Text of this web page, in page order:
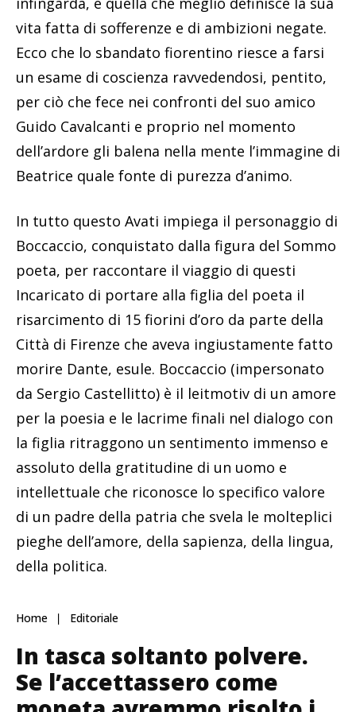
vita fatta di sofferenze e di ambizioni negate.
Ecco che lo sbandato fiorentino riesce a farsi
un esame di coscienza ravvedendosi, pentito,
per ciò che fece nei confronti del suo amico
Guido Cavalcanti e proprio nel momento
dell’ardore gli balena nella mente l’immagine di
Beatrice quale fonte di purezza d’animo.
In tutto questo Avati impiega il personaggio di
Boccaccio, conquistato dalla figura del Sommo
poeta, per raccontare il viaggio di questi
Incaricato di portare alla figlia del poeta il
risarcimento di 15 fiorini d’oro da parte della
Città di Firenze che aveva ingiustamente fatto
morire Dante, esule. Boccaccio (impersonato
da Sergio Castellitto) è il leitmotiv di un amore
per la poesia e le lacrime finali nel dialogo con
la figlia ritraggono un sentimento immenso e
assoluto della gratitudine di un uomo e
intellettuale che riconosce lo specifico valore
di un padre della patria che svela le molteplici
pieghe dell’amore, della sapienza, della lingua,
della politica.
Home Editoriale
In tasca soltanto polvere.
Se l’accettassero come